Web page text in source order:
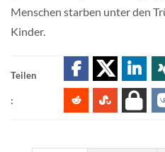
Menschen starben unter den
Kinder.
Teilen
: